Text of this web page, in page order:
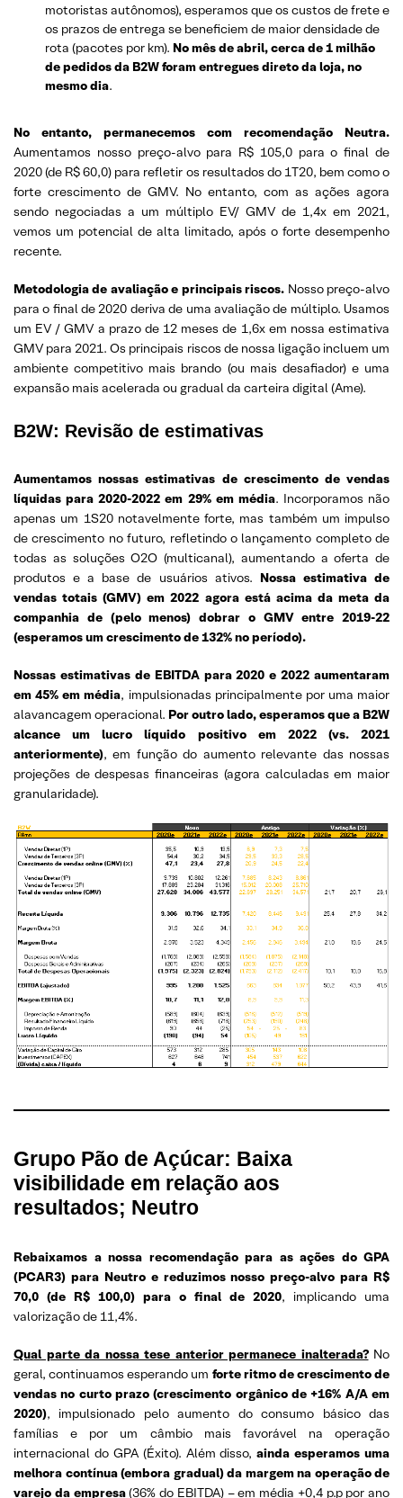
motoristas autônomos), esperamos que os custos de frete e
os prazos de entrega se beneficiem de maior densidade de
rota (pacotes por km). No mês de abril, cerca de 1 milhão
de pedidos da B2W foram entregues direto da loja, no
mesmo dia.
No entanto, permanecemos com recomendação Neutra.
Aumentamos nosso preço-alvo para R$ 105,0 para o final de
2020 (de R$ 60,0) para refletir os resultados do 1T20, bem como o
forte crescimento de GMV. No entanto, com as ações agora
sendo negociadas a um múltiplo EV/ GMV de 1,4x em 2021,
vemos um potencial de alta limitado, após o forte desempenho
recente.
Metodologia de avaliação e principais riscos. Nosso preço-alvo
para o final de 2020 deriva de uma avaliação de múltiplo. Usamos
um EV / GMV a prazo de 12 meses de 1,6x em nossa estimativa
GMV para 2021. Os principais riscos de nossa ligação incluem um
ambiente competitivo mais brando (ou mais desafiador) e uma
expansão mais acelerada ou gradual da carteira digital (Ame).
B2W: Revisão de estimativas
Aumentamos nossas estimativas de crescimento de vendas
líquidas para 2020-2022 em 29% em média. Incorporamos não
apenas um 1S20 notavelmente forte, mas também um impulso
de crescimento no futuro, refletindo o lançamento completo de
todas as soluções O2O (multicanal), aumentando a oferta de
produtos e a base de usuários ativos. Nossa estimativa de
vendas totais (GMV) em 2022 agora está acima da meta da
companhia de (pelo menos) dobrar o GMV entre 2019-22
(esperamos um crescimento de 132% no período).
Nossas estimativas de EBITDA para 2020 e 2022 aumentaram
em 45% em média, impulsionadas principalmente por uma maior
alavancagem operacional. Por outro lado, esperamos que a B2W
alcance um lucro líquido positivo em 2022 (vs. 2021
anteriormente), em função do aumento relevante das nossas
projeções de despesas financeiras (agora calculadas em maior
granularidade).
Grupo Pão de Açúcar: Baixa
visibilidade em relação aos
resultados; Neutro
Rebaixamos a nossa recomendação para as ações do GPA
(PCAR3) para Neutro e reduzimos nosso preço-alvo para R$
70,0 (de R$ 100,0) para o final de 2020, implicando uma
valorização de 11,4%.
Qual parte da nossa tese anterior permanece inalterada?No
geral, continuamos esperando um forte ritmo de crescimento de
vendas no curto prazo (crescimento orgânico de +16% A/A em
2020), impulsionado pelo aumento do consumo básico das
famílias e por um câmbio mais favorável na operação
internacional do GPA (Éxito). Além disso,ainda esperamos uma
melhora contínua (embora gradual) da margem na operação de
varejo da empresa(36% do EBITDA) – em média +0,4 p.p por ano